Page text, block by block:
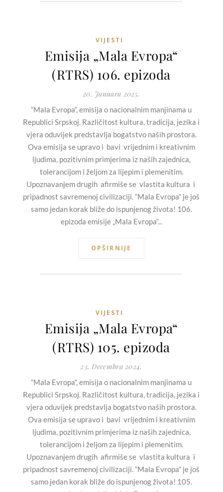
VIJESTI
Emisija „Mala Evropa“
(RTRS) 106. epizoda
20. Januara 2025.
“Mala Evropa“, emisija o nacionalnim manjinama u
Republici Srpskoj. Različitost kultura, tradicija, jezika i
vjera oduvijek predstavlja bogatstvo naših prostora.
Ova emisija se upravo i bavi vrijednim i kreativnim
ljudima, pozitivnim primjerima iz naših zajednica,
tolerancijom i željom za lijepim i plemenitim.
Upoznavanjem drugih afirmiše se vlastita kultura i
pripadnost savremenoj civilizaciji. “Mala Evropa“ je još
samo jedan korak bliže do ispunjenog života! 106.
epizoda emisije „Mala Evropa“...
OPŠIRNIJE
VIJESTI
Emisija „Mala Evropa“
(RTRS) 105. epizoda
23. Decembra 2024.
“Mala Evropa“, emisija o nacionalnim manjinama u
Republici Srpskoj. Različitost kultura, tradicija, jezika i
vjera oduvijek predstavlja bogatstvo naših prostora.
Ova emisija se upravo i bavi vrijednim i kreativnim
ljudima, pozitivnim primjerima iz naših zajednica,
tolerancijom i željom za lijepim i plemenitim.
Upoznavanjem drugih afirmiše se vlastita kultura i
pripadnost savremenoj civilizaciji. “Mala Evropa“ je još
samo jedan korak bliže do ispunjenog života! 105.